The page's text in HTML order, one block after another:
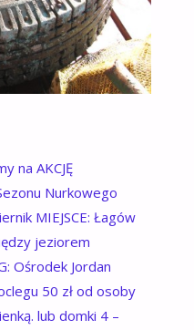
na AKCJĘ
Nurkowego
MIEJSCE: Łagów
jeziorem
Ośrodek Jordan
50 zł od osoby
lub domki 4 –